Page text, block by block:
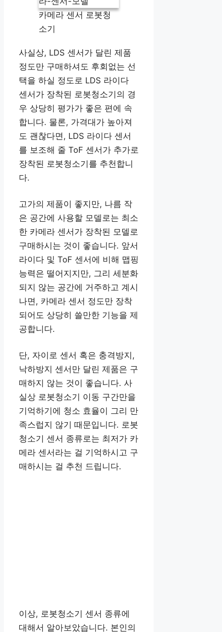
카메라 센서 로봇청
소기
사실상, LDS 센서가 달린 제품
정도만 구매하셔도 후회없는 선
택을 하실 정도로 LDS 라이다
센서가 장착된 로봇청소기의 경
우 상당히 평가가 좋은 편에 속
합니다. 물론, 가격대가 높아져
도 괜찮다면, LDS 라이다 센서
를 보조해 줄 ToF 센서가 추가로
장착된 로봇청소기를 추천합니
다.
고가의 제품이 좋지만, 나름 작
은 공간에 사용할 모델로는 최소
한 카메라 센서가 장착된 모델로
구매하시는 것이 좋습니다. 앞서
라이다 및 ToF 센서에 비해 맵핑
능력은 떨어지지만, 그리 세분화
되지 않는 공간에 거주하고 계시
나면, 카메라 센서 정도만 장착
되어도 상당히 쓸만한 기능을 제
공합니다.
단, 자이로 센서 혹은 충격방지,
낙하방지 센서만 달린 제품은 구
매하지 않는 것이 좋습니다. 사
실상 로봇청소기 이동 구간만을
기억하기에 청소 효율이 그리 만
족스럽지 않기 때문입니다. 로봇
청소기 센서 종류로는 최저가 카
메라 센서라는 걸 기억하시고 구
매하시는 걸 추천 드립니다.
이상, 로봇청소기 센서 종류에
대해서 알아보았습니다. 본인의